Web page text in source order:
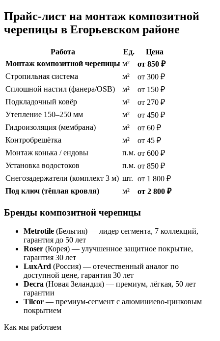
Прайс-лист на монтаж композитной
черепицы в Егорьевском районе
Работа Ед.
Цена
Монтаж композитной черепицы м²
от 850 ₽
Стропильная система
м²
от 300 ₽
Сплошной настил (фанера/OSB)
м²
от 150 ₽
Подкладочный ковёр
м²
от 270 ₽
Утепление 150–250 мм
м²
от 450 ₽
Гидроизоляция (мембрана)
м²
от 60 ₽
Контробрешётка
м²
от 45 ₽
Монтаж конька / ендовы
п.м. от 600 ₽
Установка водостоков
п.м. от 850 ₽
Снегозадержатели (комплект 3 м) шт. от 1 800 ₽
Под ключ (тёплая кровля)
м² от 2 800 ₽
Бренды композитной черепицы
Metrotile (Бельгия) — лидер сегмента, 7 коллекций,
гарантия до 50 лет
Roser (Корея) — улучшенное защитное покрытие,
гарантия 30 лет
LuxArd (Россия) — отечественный аналог по
доступной цене, гарантия 30 лет
Decra (Новая Зеландия) — премиум, лёгкая, 50 лет
гарантии
Tilcor — премиум-сегмент с алюминиево-цинковым
покрытием
Как мы работаем